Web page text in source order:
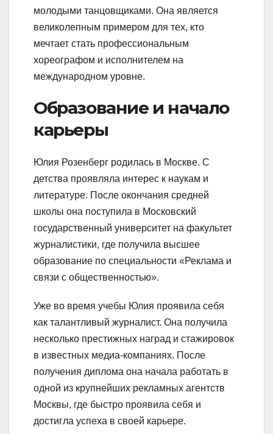
молодыми танцовщиками. Она является
великолепным примером для тех, кто
мечтает стать профессиональным
хореографом и исполнителем на
международном уровне.
Образование и начало
карьеры
Юлия Розенберг родилась в Москве. С
детства проявляла интерес к наукам и
литературе. После окончания средней
школы она поступила в Московский
государственный университет на факультет
журналистики, где получила высшее
образование по специальности «Реклама и
связи с общественностью».
Уже во время учебы Юлия проявила себя
как талантливый журналист. Она получила
несколько престижных наград и стажировок
в известных медиа-компаниях. После
получения диплома она начала работать в
одной из крупнейших рекламных агентств
Москвы, где быстро проявила себя и
достигла успеха в своей карьере.